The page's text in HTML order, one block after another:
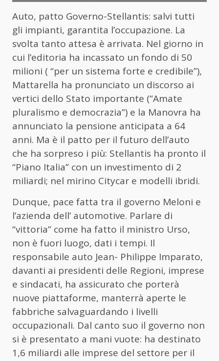
Auto, patto Governo-Stellantis: salvi tutti
gli impianti, garantita l’occupazione. La
svolta tanto attesa è arrivata. Nel giorno in
cui l’editoria ha incassato un fondo di 50
milioni ( “per un sistema forte e credibile”),
Mattarella ha pronunciato un discorso ai
vertici dello Stato importante (“Amate
pluralismo e democrazia”) e la Manovra ha
annunciato la pensione anticipata a 64
anni. Ma è il patto per il futuro dell’auto
che ha sorpreso i più: Stellantis ha pronto il
“Piano Italia” con un investimento di 2
miliardi; nel mirino Citycar e modelli ibridi.
Dunque, pace fatta tra il governo Meloni e
l’azienda dell’ automotive. Parlare di
“vittoria” come ha fatto il ministro Urso,
non è fuori luogo, dati i tempi. Il
responsabile auto Jean- Philippe Imparato,
davanti ai presidenti delle Regioni, imprese
e sindacati, ha assicurato che porterà
nuove piattaforme, manterrà aperte le
fabbriche salvaguardando i livelli
occupazionali. Dal canto suo il governo non
si è presentato a mani vuote: ha destinato
1,6 miliardi alle imprese del settore per il